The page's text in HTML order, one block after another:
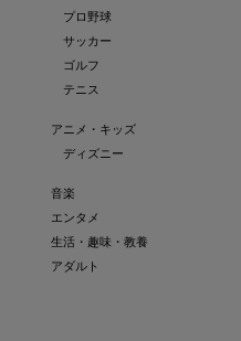
プロ野球
サッカー
ゴルフ
テニス
アニメ・キッズ
ディズニー
音楽
エンタメ
生活・趣味・教養
アダルト